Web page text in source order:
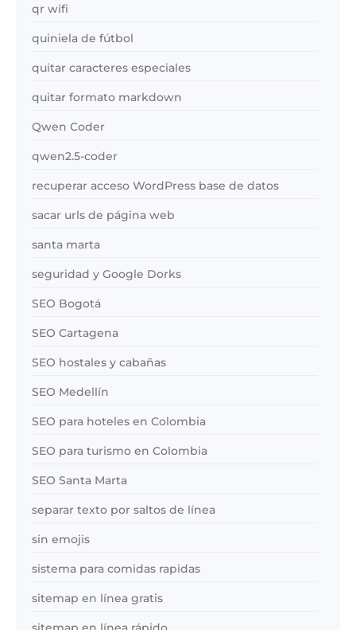
qr wifi
quiniela de fútbol
quitar caracteres especiales
quitar formato markdown
Qwen Coder
qwen2.5-coder
recuperar acceso WordPress base de datos
sacar urls de página web
santa marta
seguridad y Google Dorks
SEO Bogotá
SEO Cartagena
SEO hostales y cabañas
SEO Medellín
SEO para hoteles en Colombia
SEO para turismo en Colombia
SEO Santa Marta
separar texto por saltos de línea
sin emojis
sistema para comidas rapidas
sitemap en línea gratis